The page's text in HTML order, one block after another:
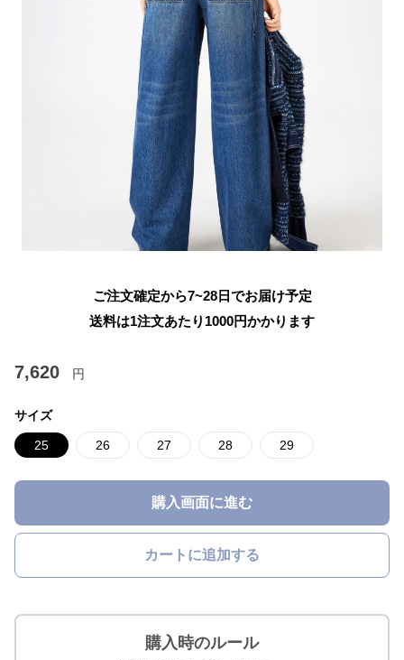
ご注文確定から7~28日でお届け予定
送料は1注文あたり 1000円かかります
7,620 円
サイズ
25 26 27 28 29
購入画面に進む
カートに追加する
購入時のルール